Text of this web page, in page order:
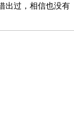
出过，相信也没有